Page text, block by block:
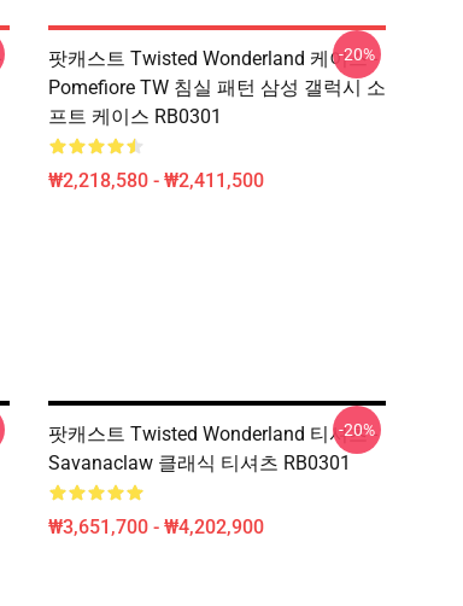
팟캐스트 Twisted Wonderland 케이스 -
Pomefiore TW 침실 패턴 삼성 갤럭시 소
프트 케이스 RB0301
₩2,218,580 - ₩2,411,500
-20%
팟캐스트 Twisted Wonderland 티셔츠 -
Savanaclaw 클래식 티셔츠 RB0301
₩3,651,700 - ₩4,202,900
-20%